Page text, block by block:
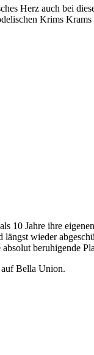
Herz auch bei
Krims
10 Jahre ihre
wieder
beruhigende
auf Bella Union.